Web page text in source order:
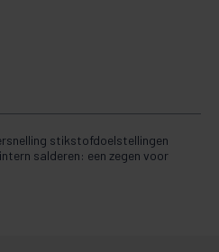
stikstofdoelstellingen
salderen: een zegen voor